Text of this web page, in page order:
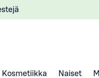
Kosmetiikka Naiset